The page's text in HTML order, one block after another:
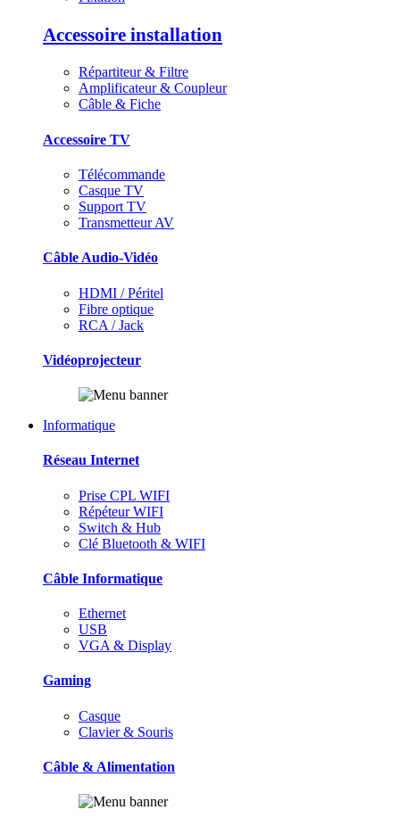
Accessoire installation
Répartiteur & Filtre
Amplificateur & Coupleur
Câble & Fiche
Accessoire TV
Télécommande
Casque TV
Support TV
Transmetteur AV
Câble Audio-Vidéo
HDMI / Péritel
Fibre optique
RCA / Jack
Vidéoprojecteur
Informatique
Réseau Internet
Prise CPL WIFI
Répéteur WIFI
Switch & Hub
Clé Bluetooth & WIFI
Câble Informatique
Ethernet
USB
VGA & Display
Gaming
Casque
Clavier & Souris
Câble & Alimentation